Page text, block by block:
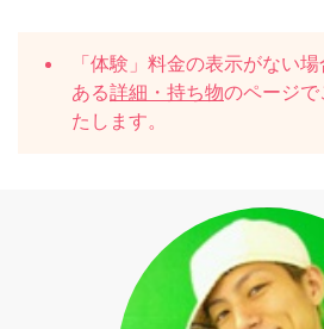
「体験」料金の表示がない
ある詳細・持ち物のページ
たします。